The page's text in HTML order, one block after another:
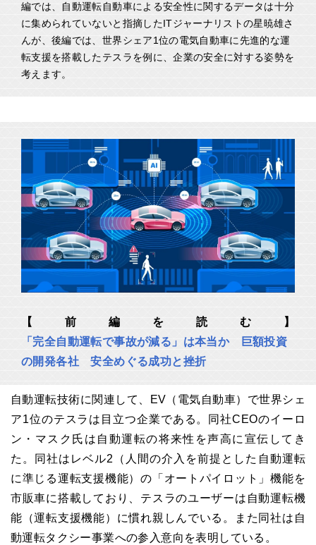
編では、自動運転自動車による安全性に関するデータは十分
に集められていないと指摘したITジャーナリストの星暁雄さ
んが、後編では、世界シェア1位の電気自動車に先進的な運
転支援を搭載したテスラを例に、企業の安全に対する姿勢を
考えます。
【前編を読む】
「完全自動運転で事故が減る」は本当か 巨額投資
の開発各社 安全めぐる成功と挫折
自動運転技術に関連して、EV（電気自動車）で世界シェ
ア1位のテスラは目立つ企業である。同社CEOのイーロ
ン・マスク氏は自動運転の将来性を声高に宣伝してき
た。同社はレベル2（人間の介入を前提とした自動運転
に準じる運転支援機能）の「オートパイロット」機能を
市販車に搭載しており、テスラのユーザーは自動運転機
能（運転支援機能）に慣れ親しんでいる。また同社は自
動運転タクシー事業への参入意向を表明している。